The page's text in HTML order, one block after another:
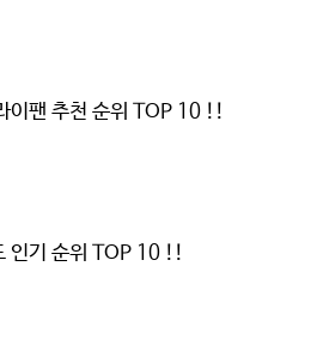
이팬 추천 순위 TOP 10 !!
인기 순위 TOP 10 !!